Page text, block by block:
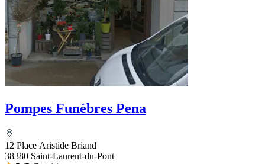
Pompes Funèbres Pena
12 Place Aristide Briand
38380 Saint-Laurent-du-Pont